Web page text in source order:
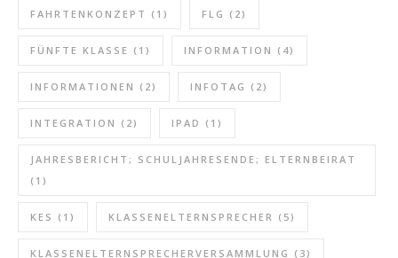
FAHRTENKONZEPT (1) FLG (2)
FÜNFTE KLASSE (1) INFORMATION (4)
INFORMATIONEN (2) INFOTAG (2)
INTEGRATION (2) IPAD (1)
JAHRESBERICHT; SCHULJAHRESENDE; ELTERNBEIRAT
(1)
KES (1) KLASSENELTERNSPRECHER (5)
KLASSENELTERNSPRECHERVERSAMMLUNG (3)